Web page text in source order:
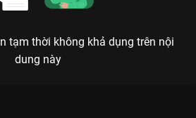
tạm thời không khả dụng trên nội
dung này